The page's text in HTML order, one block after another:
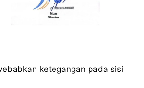
ketegangan pada sisi